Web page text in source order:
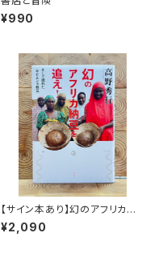
¥990
【サイン本あり】幻のアフリカ納
豆を追え！
¥2,090